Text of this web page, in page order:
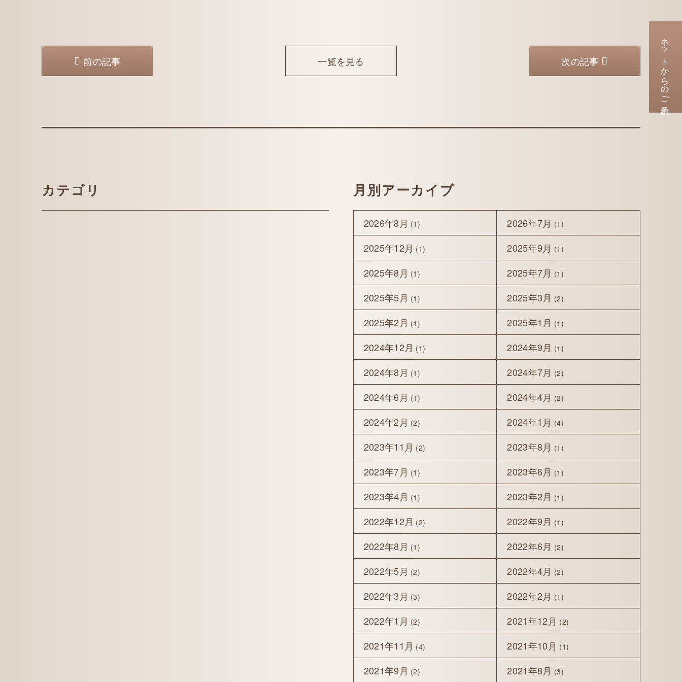
ネットからのご予約
前の記事 一覧を見る 次の記事
カテゴリ 月別アーカイブ
2026年8月 (1) 2026年7月 (1)
2025年12月 (1) 2025年9月 (1)
2025年8月 (1) 2025年7月 (1)
2025年5月 (1) 2025年3月 (2)
2025年2月 (1) 2025年1月 (1)
2024年12月 (1) 2024年9月 (1)
2024年8月 (1) 2024年7月 (2)
2024年6月 (1) 2024年4月 (2)
2024年2月 (2) 2024年1月 (4)
2023年11月 (2) 2023年8月 (1)
2023年7月 (1) 2023年6月 (1)
2023年4月 (1) 2023年2月 (1)
2022年12月 (2) 2022年9月 (1)
2022年8月 (1) 2022年6月 (2)
2022年5月 (2) 2022年4月 (2)
2022年3月 (3) 2022年2月 (1)
2022年1月 (2) 2021年12月 (2)
2021年11月 (4) 2021年10月 (1)
2021年9月 (2) 2021年8月 (3)